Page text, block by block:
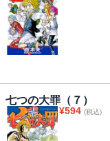
七つの大罪（７）
¥594 (税込)